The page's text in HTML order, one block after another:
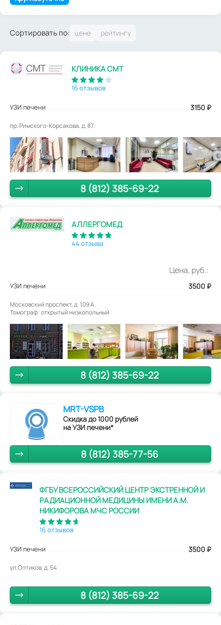
Сортировать по:
КЛИНИКА СМТ
16 отзывов
УЗИ печени 3150 ₽
пр. Римского-Корсакова, д. 87.
8 (812) 385-69-22
АЛЛЕРГОМЕД
44 отзыва
Цена, руб.:
УЗИ печени 3500 ₽
Московский проспект, д. 109 А.
Томограф: открытый низкопольный
8 (812) 385-69-22
MRT-VSPB
Скидка до 1000 рублей
на УЗИ печени*
8 (812) 385-77-56
ФГБУ ВСЕРОССИЙСКИЙ ЦЕНТР ЭКСТРЕННОЙ И
РАДИАЦИОННОЙ МЕДИЦИНЫ ИМЕНИ А.М.
НИКИФОРОВА МЧС РОССИИ
16 отзывов
УЗИ печени 3500 ₽
ул.Оптиков, д. 54.
8 (812) 385-69-22